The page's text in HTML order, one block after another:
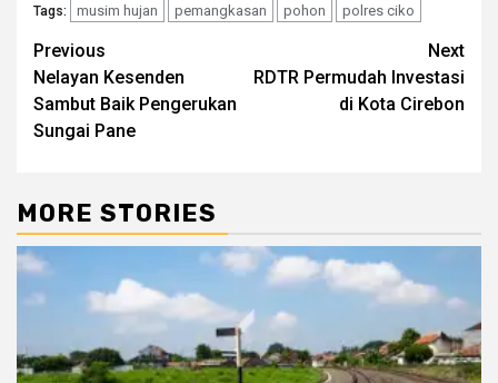
Tags: musim hujan pemangkasan pohon polres ciko
Post
navigation
Previous
Nelayan Kesenden
Sambut Baik Pengerukan
Sungai Pane
Next
RDTR Permudah Investasi
di Kota Cirebon
MORE STORIES